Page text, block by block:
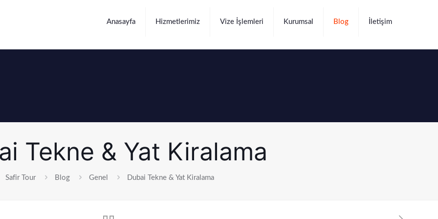
Anasayfa Hizmetlerimiz Vize İşlemleri Kurumsal Blog İletişim
Tekne & Yat Kiralama
Safir Tour Blog Genel Dubai Tekne & Yat Kiralama